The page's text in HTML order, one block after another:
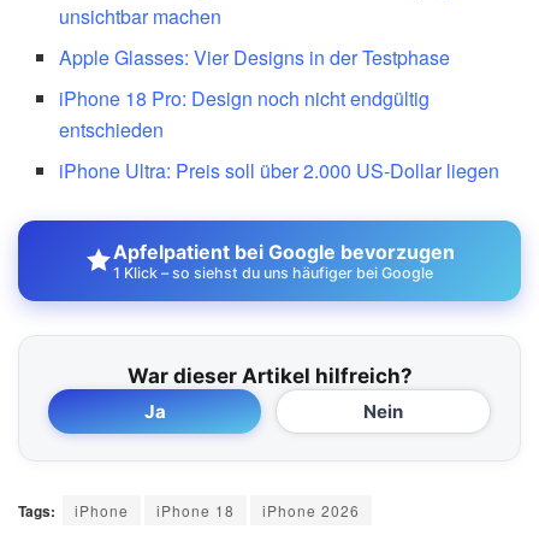
unsichtbar machen
Apple Glasses: Vier Designs in der Testphase
iPhone 18 Pro: Design noch nicht endgültig
entschieden
iPhone Ultra: Preis soll über 2.000 US-Dollar liegen
Apfelpatient bei Google bevorzugen
1 Klick – so siehst du uns häufiger bei Google
War dieser Artikel hilfreich?
Ja Nein
Tags: iPhone iPhone 18 iPhone 2026